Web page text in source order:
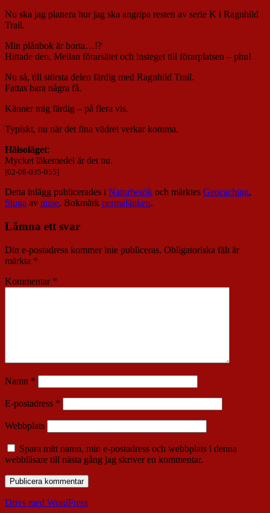
Nu ska jag planera hur jag ska angripa resten av serie K i Ragnhild
Trail.
Min plånbok är borta…!?
Hittade den. Mellan förarsätet och insteget till förarplatsen – phu!
Nu så, till största delen färdig med Ragnhild Trail.
Fattas bara några få.
Känner mig färdig – på flera vis.
Typiskt, nu när det fina vädret verkar komma.
Hälsoläget:
Mycket läkemedel är det nu.
[02-08-035-055]
Detta inlägg publicerades i Naturbesök och märktes Geocaching,
Stuga av nisse. Bokmärk permalänken.
Lämna ett svar
Din e-postadress kommer inte publiceras. Obligatoriska fält är
märkta *
Kommentar *
Namn *
E-postadress *
Webbplats
Spara mitt namn, min e-postadress och webbplats i denna
webbläsare till nästa gång jag skriver en kommentar.
Drivs med WordPress